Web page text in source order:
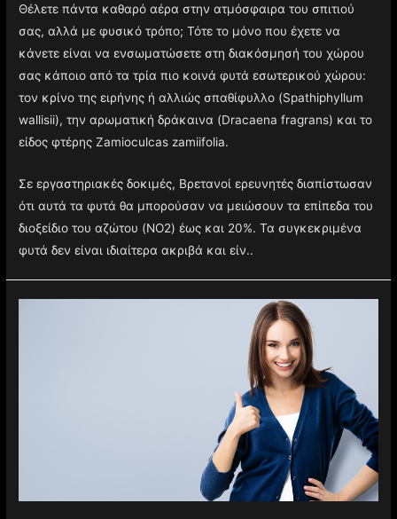
Θέλετε πάντα καθαρό αέρα στην ατμόσφαιρα του σπιτιού
σας, αλλά με φυσικό τρόπο; Τότε το μόνο που έχετε να
κάνετε είναι να ενσωματώσετε στη διακόσμησή του χώρου
σας κάποιο από τα τρία πιο κοινά φυτά εσωτερικού χώρου:
τον κρίνο της ειρήνης ή αλλιώς σπαθίφυλλο (Spathiphyllum
wallisii), την αρωματική δράκαινα (Dracaena fragrans) και το
είδος φτέρης Zamioculcas zamiifolia.
Σε εργαστηριακές δοκιμές, Βρετανοί ερευνητές διαπίστωσαν
ότι αυτά τα φυτά θα μπορούσαν να μειώσουν τα επίπεδα του
διοξείδιο του αζώτου (NO2) έως και 20%. Τα συγκεκριμένα
φυτά δεν είναι ιδιαίτερα ακριβά και είν..